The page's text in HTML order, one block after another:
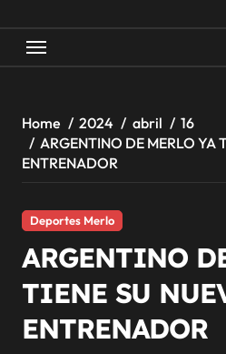
Home 2024 abril
16
ARGENTINO DE MERLO YA
ENTRENADOR
Deportes Merlo
ARGENTINO
TIENE SU
ENTRENADOR